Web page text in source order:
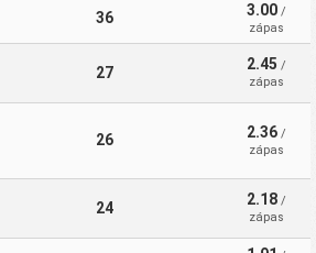
36 3.00 /
zápas
27 2.45 /
zápas
26 2.36 /
zápas
24 2.18 /
zápas